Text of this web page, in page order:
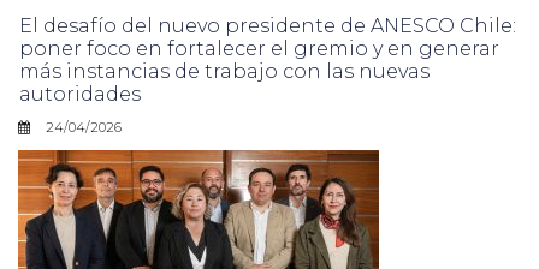
El desafío del nuevo presidente de ANESCO Chile:
poner foco en fortalecer el gremio y en generar
más instancias de trabajo con las nuevas
autoridades
24/04/2026